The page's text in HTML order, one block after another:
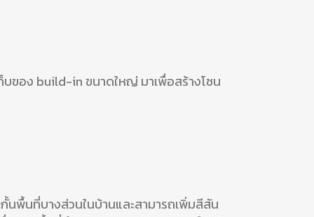
บของ build-in ขนาดใหญ่ มาเพื่อสร้างโซน
นพื้นที่บางส่วนในบ้านและสามารถเพิ่มสีสัน